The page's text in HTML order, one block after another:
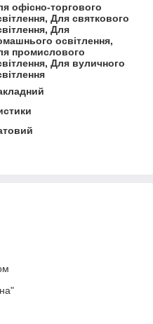
офісно-торгового
Для святкового
Для
освітлення,
промислового
Для вуличного